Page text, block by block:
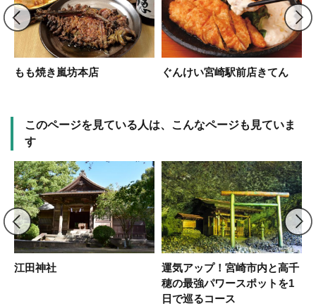
もも焼き嵐坊本店 ぐんけい宮崎駅前店きてん
このページを見ている人は、こんなページも見ていま
す
江田神社
運気アップ！宮崎市内と高千
穂の最強パワースポットを1
日で巡るコース